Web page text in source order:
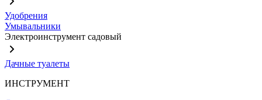
Удобрения
Умывальники
Электроинструмент садовый
Дачные туалеты
ИНСТРУМЕНТ